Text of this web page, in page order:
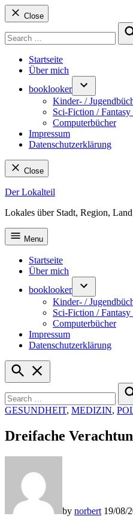
Close
for:
Startseite
Über mich
booklooker
Kinder- /
Sci-Fiction /
Computerbücher
Impressum
Datenschutzerklärung
Close
Skip
content
Der Lokalteil
Lokales über Stadt, Region,
Menu
Startseite
Über mich
booklooker
Kinder- /
Sci-Fiction /
Computerbücher
Impressum
Datenschutzerklärung
Open
Search
for:
POSTED
GESUNDHEIT, MEDIZIN,
Dreifache
by norbert 19/08/